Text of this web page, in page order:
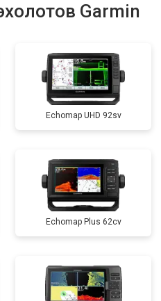
Garmin
Echomap UHD 92sv
Echomap Plus 62cv